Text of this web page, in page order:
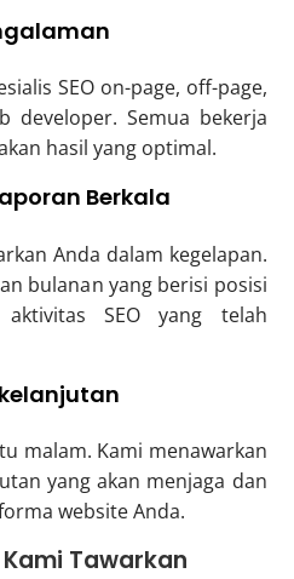
SEO on-page, off-page,
developer. Semua bekerja
hasil yang optimal.
Berkala
Anda dalam kegelapan.
bulanan yang berisi posisi
SEO yang telah
malam. Kami menawarkan
yang akan menjaga dan
website Anda.
Tawarkan